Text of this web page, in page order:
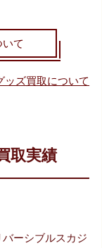
て
ッズ買取について
取実績
バーシブルスカジ